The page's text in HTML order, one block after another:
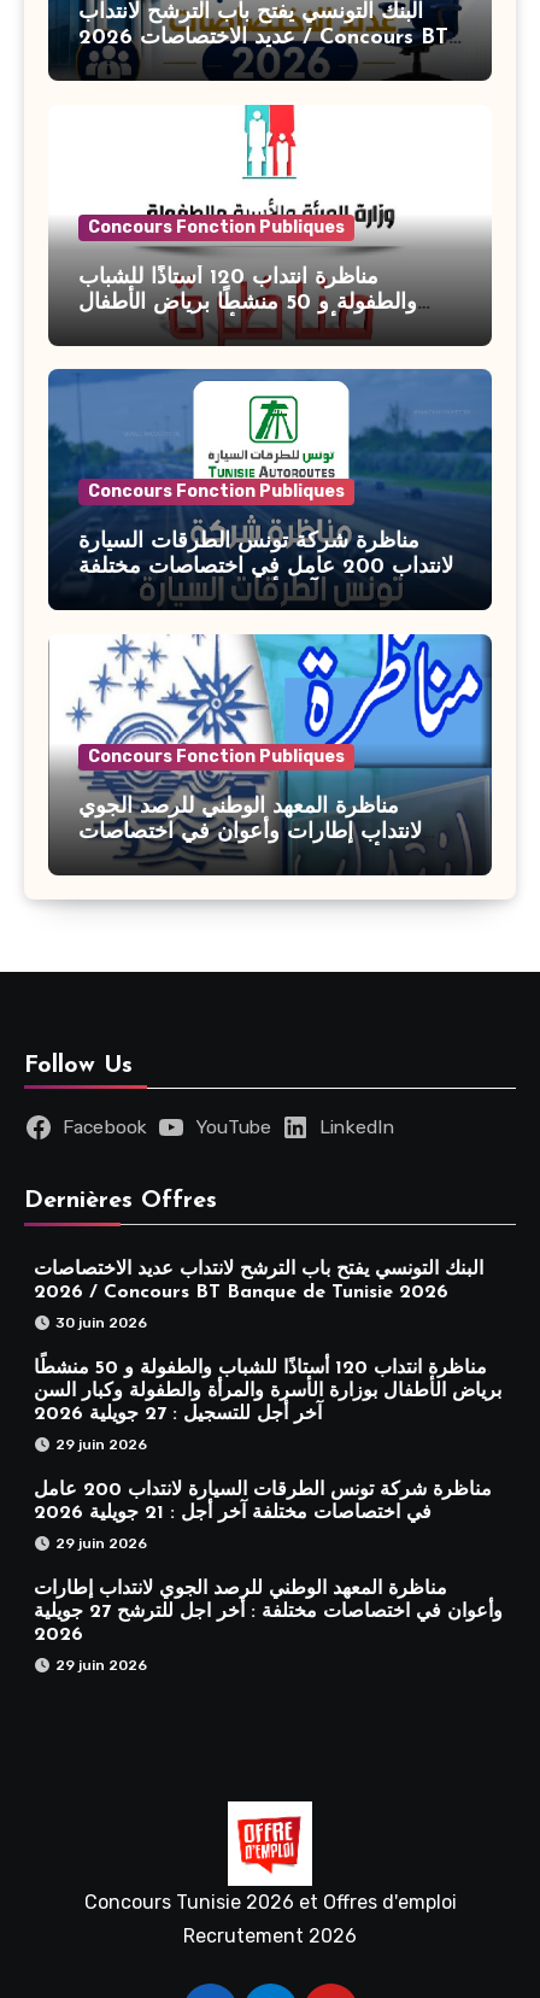
البنك التونسي يفتح باب الترشح لانتداب
عديد الاختصاصات 2026 / Concours BT
Banque de Tunisie 2026
Concours Fonction Publiques
مناظرة انتداب 120 أستاذًا للشباب
والطفولة و 50 منشطًا برياض الأطفال
بوزارة الأسرة والمرأة والطفولة وكبار
السن آخر أجل للتسجيل : 27 جويلية 2026
Concours Fonction Publiques
مناظرة شركة تونس الطرقات السيارة
لانتداب 200 عامل في اختصاصات مختلفة
آخر أجل : 21 جويلية 2026
Concours Fonction Publiques
مناظرة المعهد الوطني للرصد الجوي
لانتداب إطارات وأعوان في اختصاصات
مختلفة : أخر اجل للترشح 27 جويلية 2026
Follow Us
Facebook YouTube LinkedIn
Dernières Offres
البنك التونسي يفتح باب الترشح لانتداب عديد الاختصاصات
2026 / Concours BT Banque de Tunisie 2026
30 juin 2026
مناظرة انتداب 120 أستاذًا للشباب والطفولة و 50 منشطًا
برياض الأطفال بوزارة الأسرة والمرأة والطفولة وكبار السن
آخر أجل للتسجيل : 27 جويلية 2026
29 juin 2026
مناظرة شركة تونس الطرقات السيارة لانتداب 200 عامل
في اختصاصات مختلفة آخر أجل : 21 جويلية 2026
29 juin 2026
مناظرة المعهد الوطني للرصد الجوي لانتداب إطارات
وأعوان في اختصاصات مختلفة : أخر اجل للترشح 27 جويلية
2026
29 juin 2026
Concours Tunisie 2026 et Offres d'emploi
Recrutement 2026